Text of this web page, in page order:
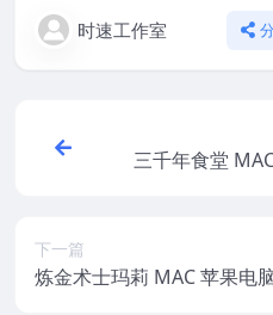
时速工作室
三千年食堂
下一篇
炼金术士玛莉 MAC 苹果电